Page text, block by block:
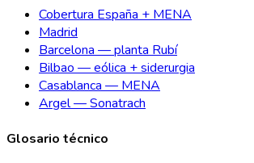
Cobertura España + MENA
Madrid
Barcelona — planta Rubí
Bilbao — eólica + siderurgia
Casablanca — MENA
Argel — Sonatrach
Glosario técnico